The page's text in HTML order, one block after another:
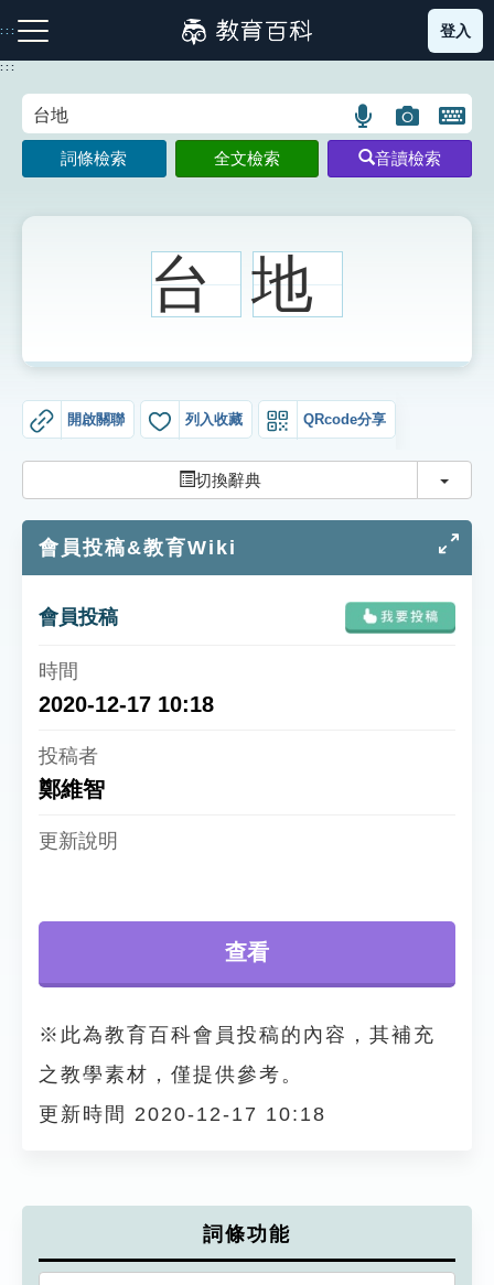
到
主
:::
注音索引圖示 筆畫索引圖示 部首索引表圖示
生字詞彙表
知識索引
遊戲專區
教學應用
登入
:::
語
言
搜
圖
片
搜
開
鍵
圖
詞條檢索 全文檢索 音讀檢索
台 地
開啟關聯 列入收藏 QRcode分享
切換辭典 切換
會員投稿&教育Wiki
會員投稿
2020-12-17 10:18
查看
鄭維智
※此為教育百科會員投稿的內容，其補充
之教學素材，僅提供參考。
更新時間 2020-12-17 10:18
詞條功能